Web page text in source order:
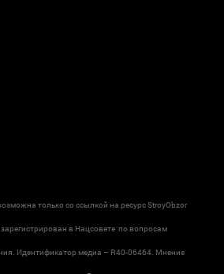
только со ссылкой на ресурс StroyObzor
в Нацсовете по вопросам
Идентификатор медиа – R40-06464. Мнение